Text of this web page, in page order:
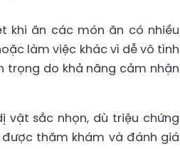
khi ăn các món ăn có nhiều
làm việc khác vì dễ vô tình
trọng do khả năng cảm nhận
vật sắc nhọn, dù triệu chứng
thăm khám và đánh giá